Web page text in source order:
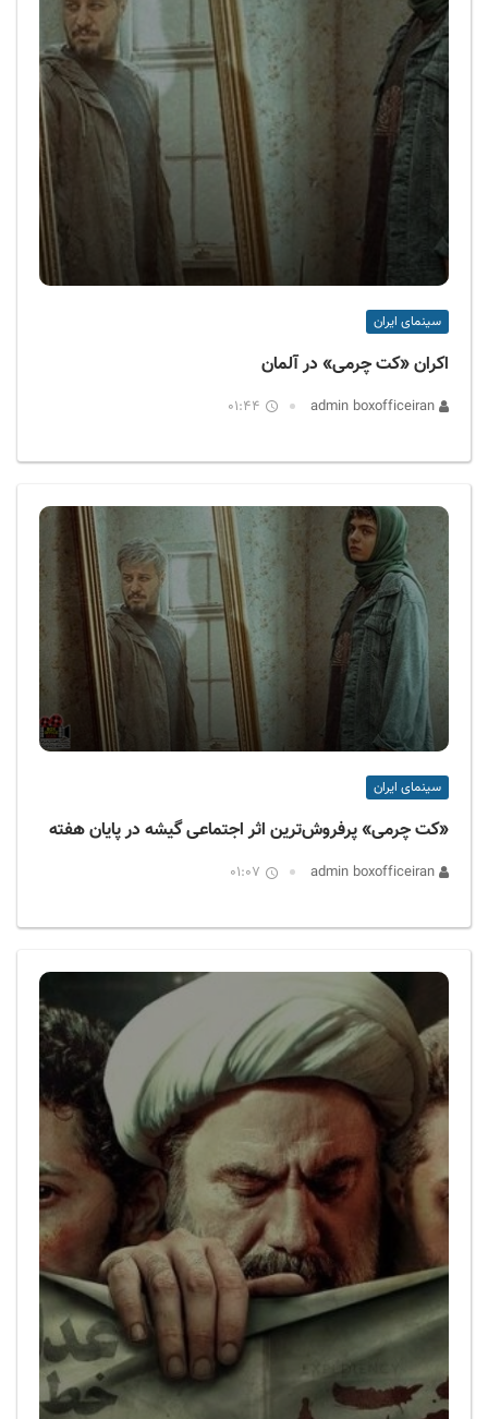
سینمای ایران
اکران «کت چرمی» در آلمان
01:44
سینمای ایران
«کت چرمی» پرفروش‌ترین اثر اجتماعی گیشه در پایان هفته
01:07